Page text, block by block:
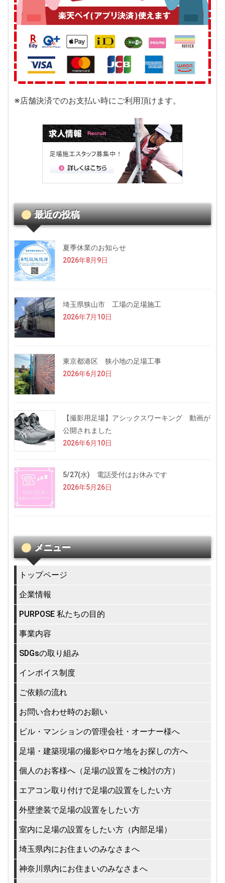
※店舗決済でのお支払い時にご利用頂けます。
最近の投稿
夏季休業のお知らせ
2026年8月9日
埼玉県狭山市 工場の足場施工
2026年7月10日
東京都港区 狭小地の足場工事
2026年6月20日
【撮影用足場】アシックスワーキング 動画が
公開されました
2026年6月10日
5/27(水) 電話受付はお休みです
2026年5月26日
メニュー
トップページ
企業情報
PURPOSE 私たちの目的
事業内容
SDGsの取り組み
インボイス制度
ご依頼の流れ
お問い合わせ時のお願い
ビル・マンションの管理会社・オーナー様へ
足場・建築現場の撮影やロケ地をお探しの方へ
個人のお客様へ（足場の設置をご検討の方）
エアコン取り付けで足場の設置をしたい方
外壁塗装で足場の設置をしたい方
室内に足場の設置をしたい方（内部足場）
埼玉県内にお住まいのみなさまへ
神奈川県内にお住まいのみなさまへ